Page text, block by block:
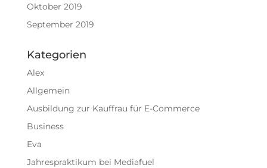
Oktober 2019
September 2019
Kategorien
Alex
Allgemein
Ausbildung zur Kauffrau für E-Commerce
Business
Eva
Jahrespraktikum bei Mediafuel